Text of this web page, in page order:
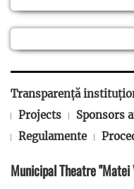
Transparență
Projects
Sponsors
Regulamente
Municipal Theatre "Matei